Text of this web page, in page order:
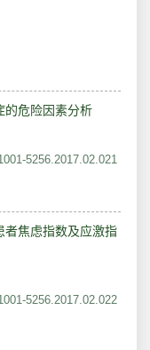
的危险因素分析
5256.2017.02.021
者焦虑指数及应激指
5256.2017.02.022